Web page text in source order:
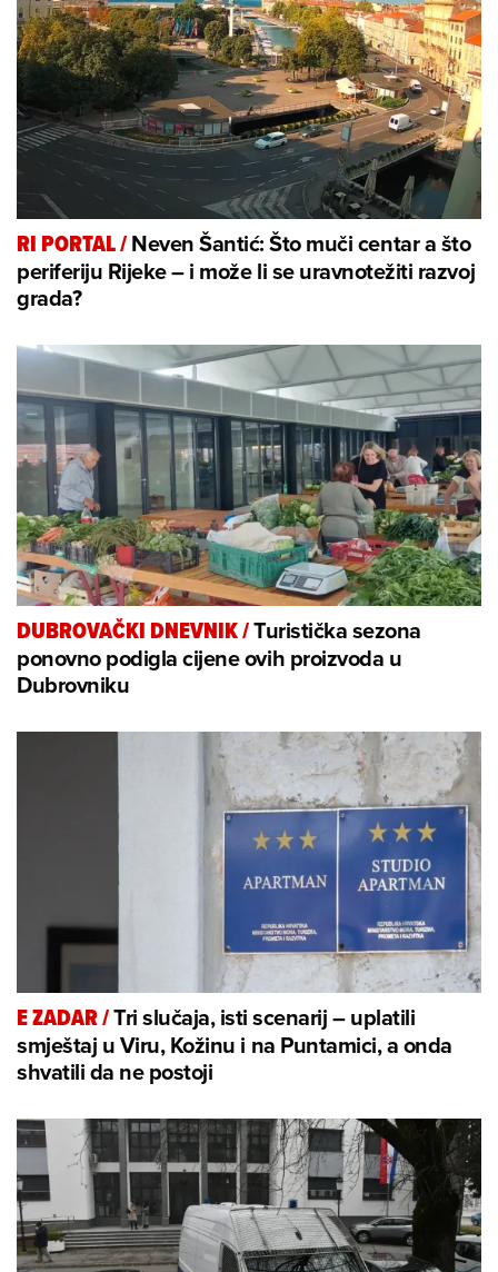
RI PORTAL/Neven Šantić: Što muči centar a što
periferiju Rijeke – i može li se uravnotežiti razvoj
grada?
DUBROVAČKI DNEVNIK/Turistička sezona
ponovno podigla cijene ovih proizvoda u
Dubrovniku
E ZADAR/Tri slučaja, isti scenarij – uplatili
smještaj u Viru, Kožinu i na Puntamici, a onda
shvatili da ne postoji